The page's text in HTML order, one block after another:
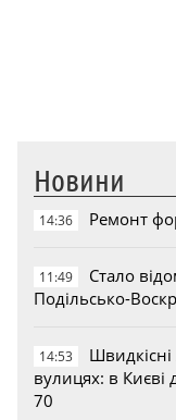
Новини
14:36 Ремонт
11:49
Стало
Подільсько-
14:53
вулицях: в Києві
70